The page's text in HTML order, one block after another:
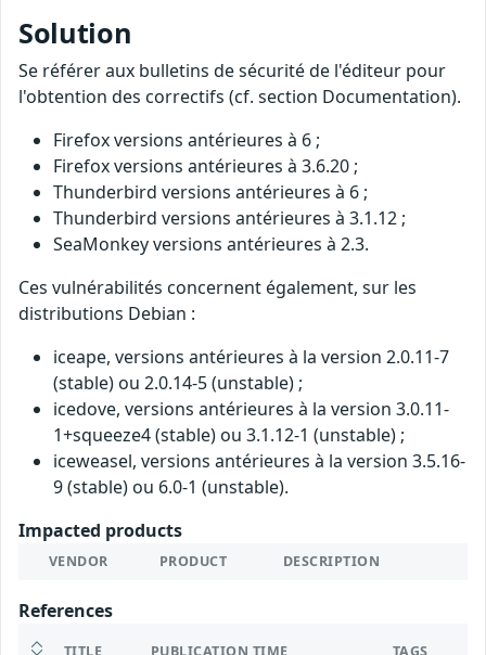
Solution
Se référer aux bulletins de sécurité de l'éditeur pour
l'obtention des correctifs (cf. section Documentation).
Firefox versions antérieures à 6 ;
Firefox versions antérieures à 3.6.20 ;
Thunderbird versions antérieures à 6 ;
Thunderbird versions antérieures à 3.1.12 ;
SeaMonkey versions antérieures à 2.3.
Ces vulnérabilités concernent également, sur les
distributions Debian :
iceape, versions antérieures à la version 2.0.11-7
(stable) ou 2.0.14-5 (unstable) ;
icedove, versions antérieures à la version 3.0.11-
1+squeeze4 (stable) ou 3.1.12-1 (unstable) ;
iceweasel, versions antérieures à la version 3.5.16-
9 (stable) ou 6.0-1 (unstable).
Impacted products
VENDOR PRODUCT DESCRIPTION
References